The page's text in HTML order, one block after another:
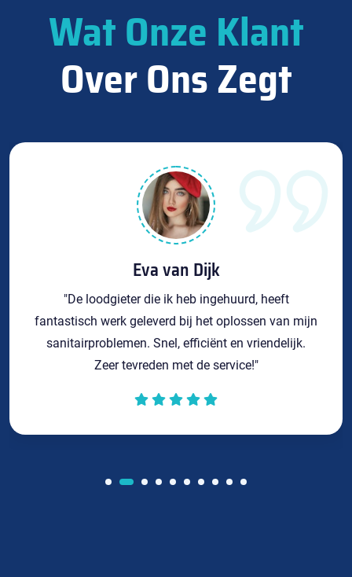
Wat Onze Klant
Over Ons Zegt
Eva van Dijk
"De loodgieter die ik heb ingehuurd, heeft
fantastisch werk geleverd bij het oplossen van mijn
sanitairproblemen. Snel, efficiënt en vriendelijk.
Zeer tevreden met de service!"